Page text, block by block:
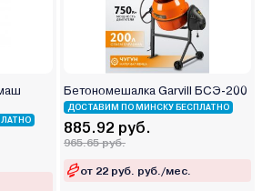
Бетономешалка Garvill БСЭ-200
ДОСТАВИМ ПО МИНСКУ БЕСПЛАТНО
885.92 руб.
965.65 руб.
от 22 руб. руб./мес.